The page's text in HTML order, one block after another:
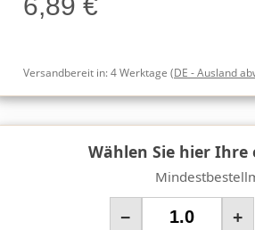
6,89 €
Versandbereit in:4 Werktage (DE - Ausland
Wählen Sie hier
− +